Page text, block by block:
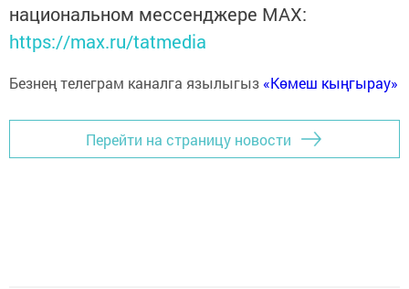
национальном мессенджере MАХ:
https://max.ru/tatmedia
Безнең телеграм каналга язылыгыз «Көмеш кыңгырау»
Перейти на страницу новости